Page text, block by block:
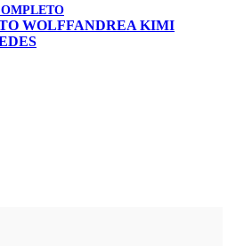
WOLFFANDREA KIMI